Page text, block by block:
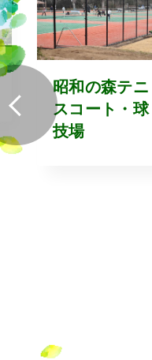
昭和の森テニ
スコート・球
技場